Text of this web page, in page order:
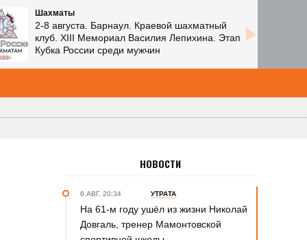
Шахматы
2-8 августа. Барнаул. Краевой шахматный
клуб. XIII Мемориал Василия Лепихина. Этап
Кубка России среди мужчин
НОВОСТИ
6 АВГ. 20:34 УТРАТА
На 61-м году ушёл из жизни Николай
Довгаль, тренер Мамонтовской